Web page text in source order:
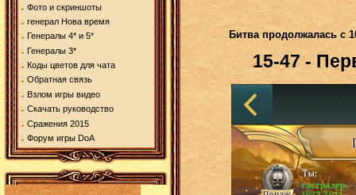
Фото и скриншоты
генерал Нова время
Генералы 4* и 5*
Генералы 3*
Коды цветов для чата
Обратная связь
Взлом игры видео
Скачать руководство
Cражения 2015
Форум игры DoA
Битва продолжалась с
15-47 -